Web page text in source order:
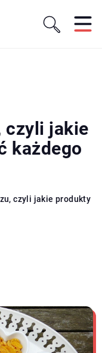
czyli jakie
każdego
czyli jakie produkty